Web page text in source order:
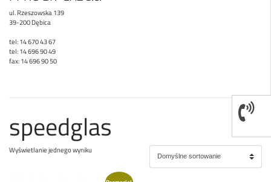
ul. Rzeszowska 139
39-200 Dębica
tel: 14 670 43 67
tel: 14 696 90 49
fax: 14 696 90 50
speedglas
Wyświetlanie jednego wyniku